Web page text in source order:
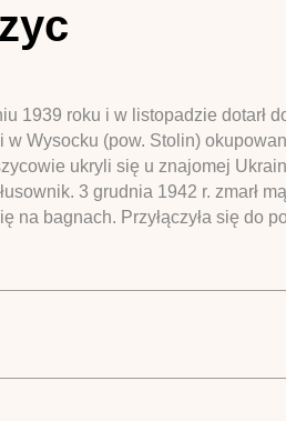
1939 roku i w listopadzie dotarł
w Wysocku (pow. Stolin)
ukryli się u znajomej
3 grudnia 1942 r. zmarł
na bagnach. Przyłączyła się do